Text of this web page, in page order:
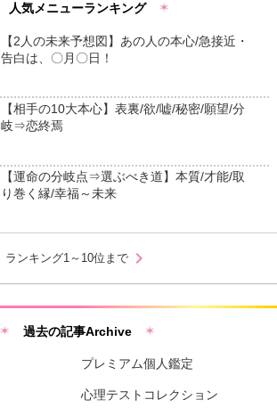
人気メニューランキング
【2人の未来予想図】あの人の本心/急接近・
告白は、〇月〇日！
【相手の10大本心】表裏/欲/嘘/秘密/願望/分
岐⇒恋終焉
【運命の分岐点⇒選ぶべき道】本質/才能/取
り巻く縁/幸福～未来
ランキング1～10位まで chevron_right
過去の記事Archive
プレミアム個人鑑定
心理テストコレクション